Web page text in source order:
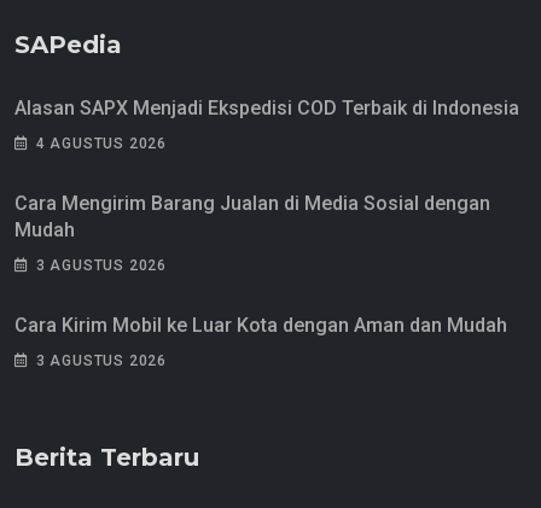
SAPedia
Alasan SAPX Menjadi Ekspedisi COD Terbaik di Indonesia
4 AGUSTUS 2026
Cara Mengirim Barang Jualan di Media Sosial dengan
Mudah
3 AGUSTUS 2026
Cara Kirim Mobil ke Luar Kota dengan Aman dan Mudah
3 AGUSTUS 2026
Berita Terbaru